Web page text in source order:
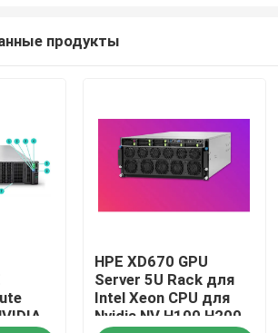
продукты
HPE XD670 GPU
Server 5U Rack для
Intel Xeon CPU для
Nvidia NV H100 H200